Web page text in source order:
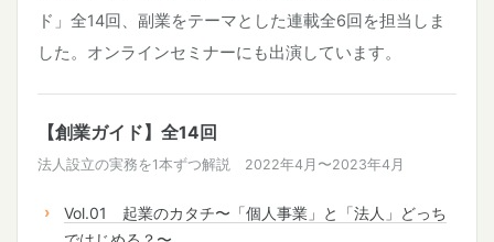
ド」全14回、副業をテーマとした連載全6回を担当しま
した。オンラインセミナーにも出演しています。
【創業ガイド】全14回
法人設立の実務を1本ずつ解説 2022年4月〜2023年4月
Vol.01 起業のカタチ〜「個人事業」と「法人」どっち